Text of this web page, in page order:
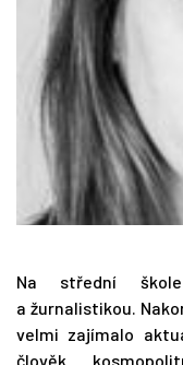
Na střední
a žurnalistikou.
velmi zajímalo
člověk